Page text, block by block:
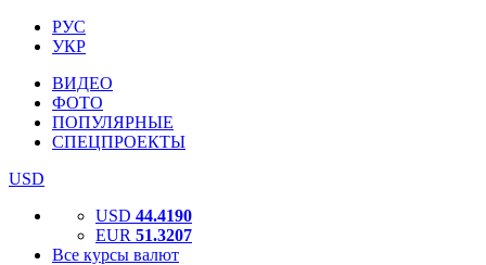
РУС
УКР
ВИДЕО
ФОТО
ПОПУЛЯРНЫЕ
СПЕЦПРОЕКТЫ
USD
USD 44.4190
EUR 51.3207
Все курсы валют